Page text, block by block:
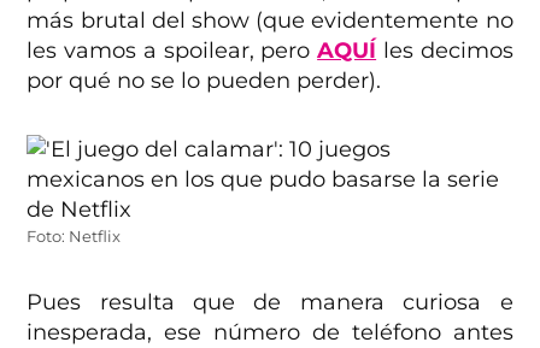
más brutal del show (que evidentemente no
les vamos a spoilear, peroAQUÍ les decimos
por qué no se lo pueden perder).
Foto: Netflix
Pues resulta que de manera curiosa e
inesperada, ese número de teléfono antes